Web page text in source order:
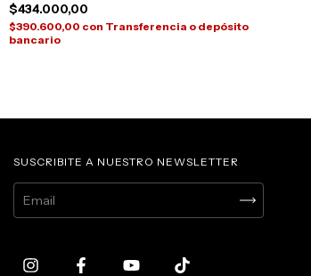
$434.000,00
$390.600,00 con Transferencia o depósito
bancario
SUSCRIBITE A NUESTRO NEWSLETTER